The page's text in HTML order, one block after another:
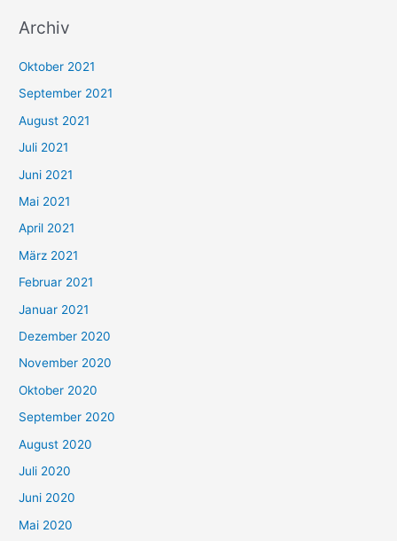
c
n
n
a
c
h
:
Archiv
Oktober 2021
September 2021
August 2021
Juli 2021
Juni 2021
Mai 2021
April 2021
März 2021
Februar 2021
Januar 2021
Dezember 2020
November 2020
Oktober 2020
September 2020
August 2020
Juli 2020
Juni 2020
Mai 2020